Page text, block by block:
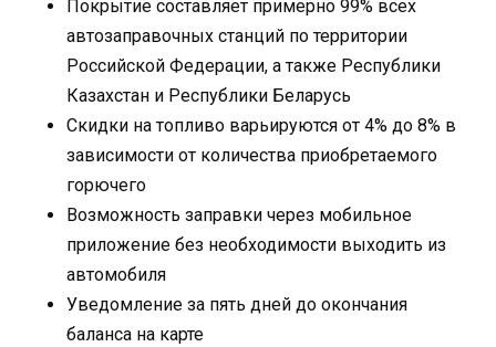
Покрытие составляет примерно 99% всех
автозаправочных станций по территории
Российской Федерации, а также Республики
Казахстан и Республики Беларусь
Скидки на топливо варьируются от 4% до 8% в
зависимости от количества приобретаемого
горючего
Возможность заправки через мобильное
приложение без необходимости выходить из
автомобиля
Уведомление за пять дней до окончания
баланса на карте